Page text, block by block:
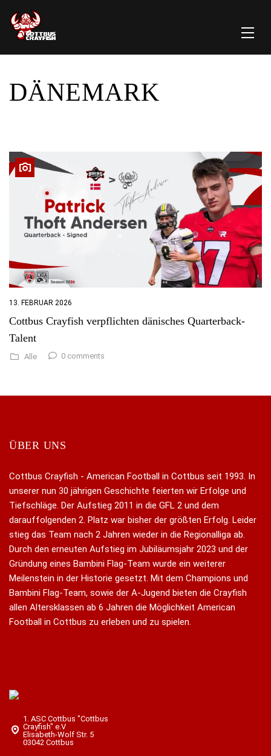
DÄNEMARK
13. FEBRUAR 2026
Cottbus Crayfish verpflichten dänisches Quarterback-
Talent
Alle 0 comments
ÜBER UNS
Cottbus Crayfish - American Football in Cottbus seit 1993. In
unserer nun 30 jährigen Geschichte feierten wir Erfolge und
Tiefschläge. Der Aufstieg 2011 in die GFL 2 und dem
darauffolgenden 2. Platz war bisher der größten Erfolg. Leider
stieg das Team nach 2 Jahren wieder in die Regionalliga ab.
Durch den erneuten Aufstieg im Jubiläumsjahr 2023 und der
Gründung eines Bambini Flag-Team wurde ein weiterer
Meilenstein in der Historie gesetzt. Mit dem Champions und
Bambini Flag-Team, sowie der A-Jugend bieten die Crayfish
allen Altersklassen ab 6 Jahren die Möglichkeit American
Football in Cottbus zu erleben und zu spielen.
1. ASC Cottbus "Cottbus
Crayfish" e.V
Elisabeth-Wolf Str. 5
03042 Cottbus